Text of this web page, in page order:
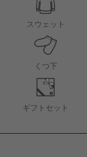
スウェット
くつ下
ギフトセット